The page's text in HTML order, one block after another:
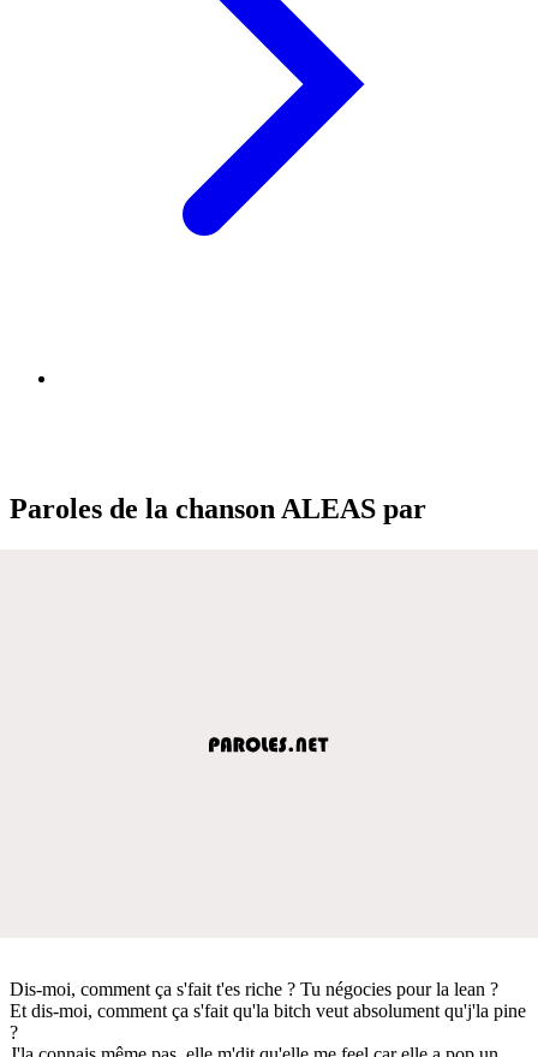
Paroles de la chanson ALEAS par
Dis-moi, comment ça s'fait t'es riche ? Tu négocies pour la lean ?
Et dis-moi, comment ça s'fait qu'la bitch veut absolument qu'j'la pine
?